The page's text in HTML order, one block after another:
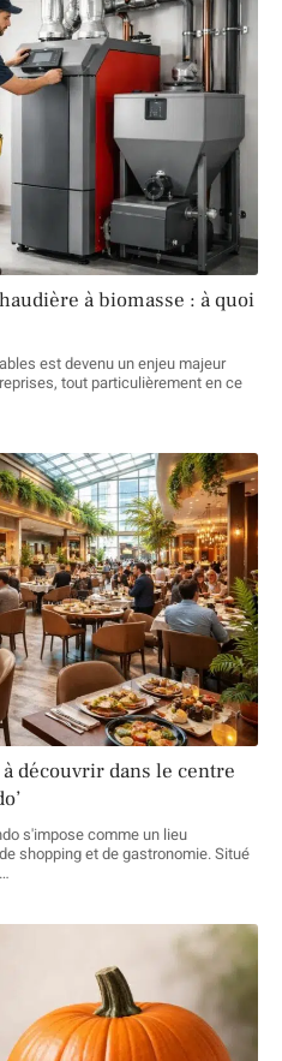
à biomasse : à quoi
est devenu un enjeu majeur
tout particulièrement en ce
découvrir dans le centre
s'impose comme un lieu
shopping et de gastronomie. Situé
…